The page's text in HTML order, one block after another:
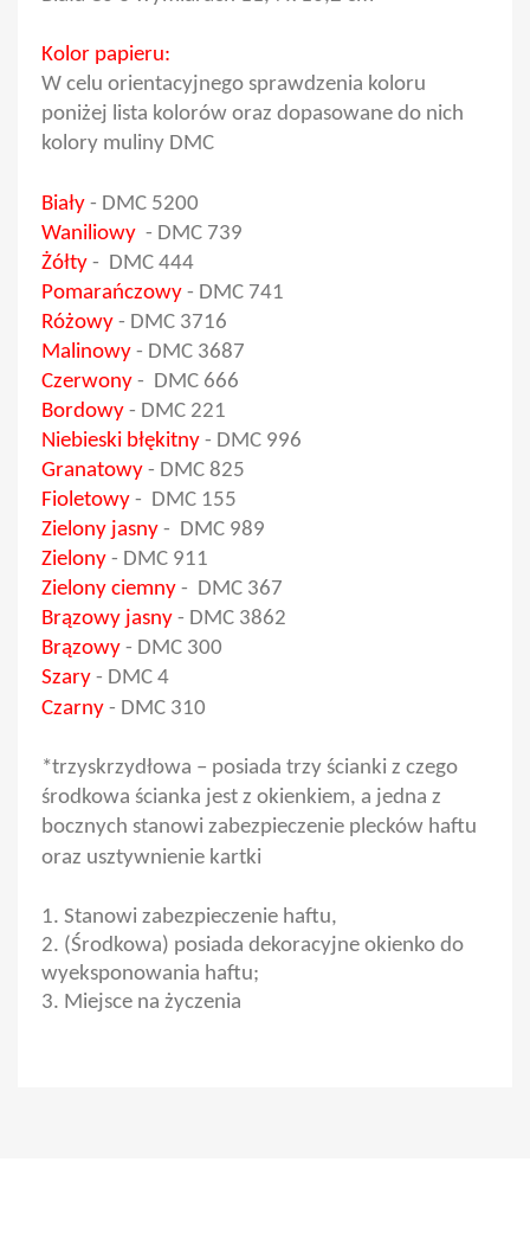
Kolor papieru:
W celu orientacyjnego sprawdzenia koloru
poniżej lista kolorów oraz dopasowane do nich
kolory muliny DMC
Biały - DMC 5200
Waniliowy - DMC 739
Żółty - DMC 444
Pomarańczowy - DMC 741
Różowy - DMC 3716
Malinowy - DMC 3687
Czerwony - DMC 666
Bordowy - DMC 221
Niebieski błękitny - DMC 996
Granatowy - DMC 825
Fioletowy - DMC 155
Zielony jasny - DMC 989
Zielony - DMC 911
Zielony ciemny - DMC 367
Brązowy jasny - DMC 3862
Brązowy - DMC 300
Szary - DMC 4
Czarny - DMC 310
*trzyskrzydłowa – posiada trzy ścianki z czego
środkowa ścianka jest z okienkiem, a jedna z
bocznych stanowi zabezpieczenie plecków haftu
oraz usztywnienie kartki
1. Stanowi zabezpieczenie haftu,
2. (Środkowa) posiada dekoracyjne okienko do
wyeksponowania haftu;
3. Miejsce na życzenia